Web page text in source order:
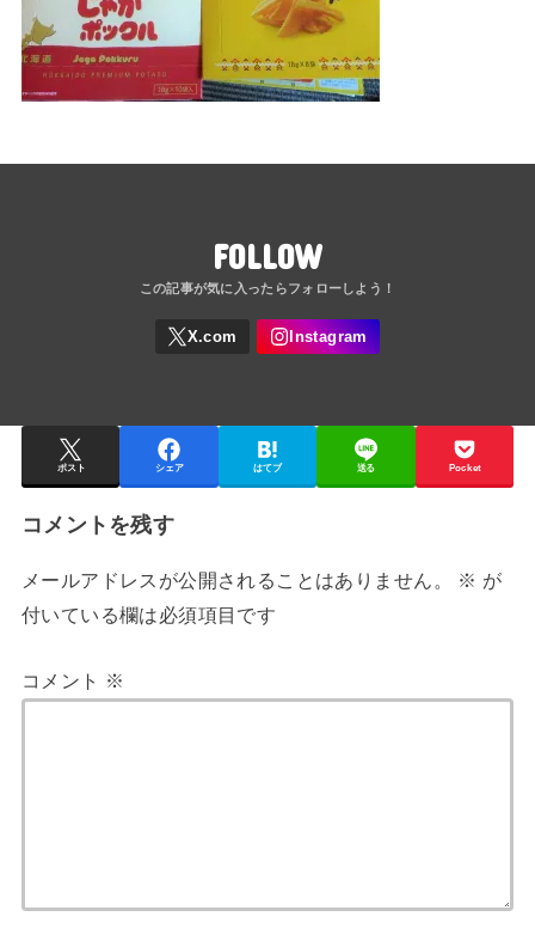
FOLLOW
ポスト シェア はてブ 送る Pocket
コメントを残す
メールアドレスが公開されることはありません。 ※ が
付いている欄は必須項目です
コメント ※